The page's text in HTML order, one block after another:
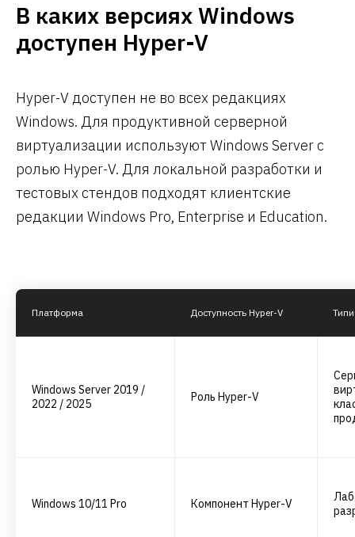
В каких версиях Windows
доступен Hyper-V
Hyper-V доступен не во всех редакциях
Windows. Для продуктивной серверной
виртуализации используют Windows Server с
ролью Hyper-V. Для локальной разработки и
тестовых стендов подходят клиентские
редакции Windows Pro, Enterprise и Education.
Платформа Доступность Hyper-V
Windows Server 2019 /
2022 / 2025
Роль Hyper-V
Windows 10/11 Pro Компонент Hyper-V